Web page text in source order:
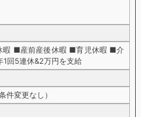
■産前産後休暇 ■育児休暇 ■介
回5連休&2万円を支給
件変更なし）